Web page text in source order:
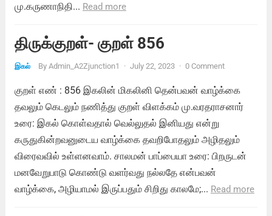
மு.கருணாநிதி... Read more
திருக்குறள்- குறள் 856
இகல் By Admin_A2Zjunction1 · July 22, 2023 · 0 Comment
குறள் எண் : 856 இகலின் மிகலினி தென்பவன் வாழ்க்கை
தவலும் கெடலும் நணித்து குறள் விளக்கம் மு.வரதராசனார்
உரை: இகல் கொள்வதால் வெல்லுதல் இனியது என்று
கருதுகின்றவனுடைய வாழ்க்கை தவறிபோதலும் அழிதலும்
விரைவவில் உள்ளனவாம். சாலமன் பாப்பையா உரை: பிறருடன்
மனவேறுபாடு கொண்டு வளர்வது நல்லதே என்பவன்
வாழ்க்கை, அழியாமல் இருப்பதும் சிறிது காலமே;... Read more